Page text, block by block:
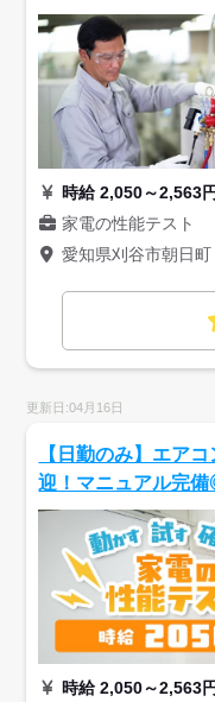
時給 2,050～2,563円
家電の性能テスト
愛知県刈谷市朝日町
更新日:04月16日
【日勤のみ】エア
迎！マニュアル完
時給 2,050～2,563